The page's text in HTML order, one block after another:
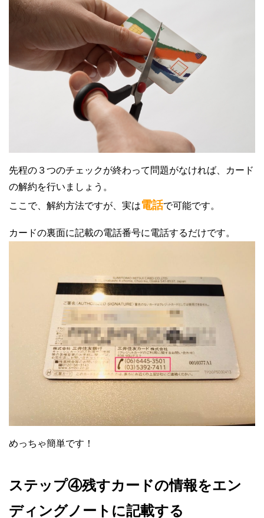
先程の３つのチェックが終わって問題がなければ、カード
の解約を行いましょう。
ここで、解約方法ですが、実は電話で可能です。
カードの裏面に記載の電話番号に電話するだけです。
めっちゃ簡単です！
ステップ④残すカードの情報をエン
ディングノートに記載する